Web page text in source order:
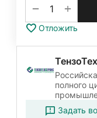
+
−
Отложить
полного
Задать